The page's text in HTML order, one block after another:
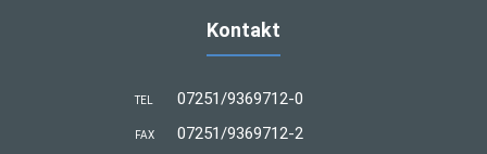
Kontakt
TEL 07251/9369712-0
FAX 07251/9369712-2